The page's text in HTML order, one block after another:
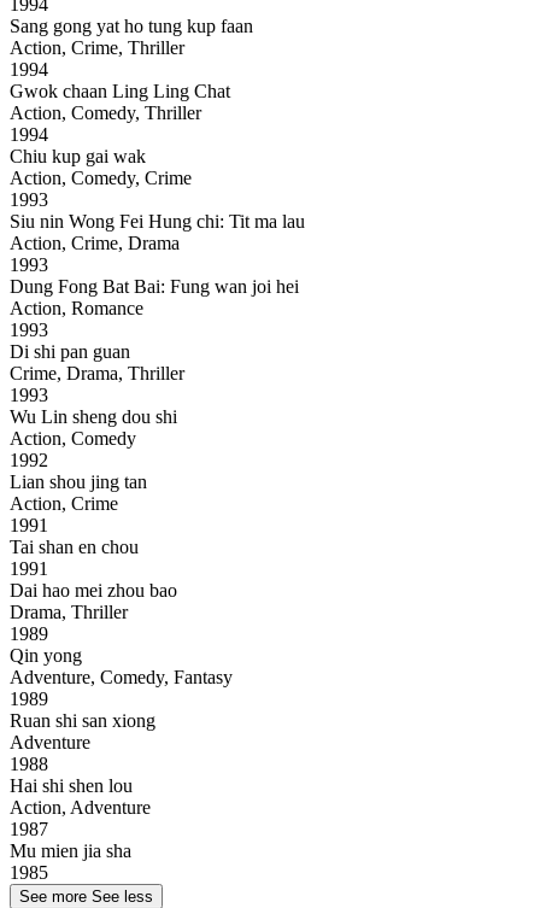
1994
Sang gong yat ho tung kup faan
Action, Crime, Thriller
1994
Gwok chaan Ling Ling Chat
Action, Comedy, Thriller
1994
Chiu kup gai wak
Action, Comedy, Crime
1993
Siu nin Wong Fei Hung chi: Tit ma lau
Action, Crime, Drama
1993
Dung Fong Bat Bai: Fung wan joi hei
Action, Romance
1993
Di shi pan guan
Crime, Drama, Thriller
1993
Wu Lin sheng dou shi
Action, Comedy
1992
Lian shou jing tan
Action, Crime
1991
Tai shan en chou
1991
Dai hao mei zhou bao
Drama, Thriller
1989
Qin yong
Adventure, Comedy, Fantasy
1989
Ruan shi san xiong
Adventure
1988
Hai shi shen lou
Action, Adventure
1987
Mu mien jia sha
1985
See more See less